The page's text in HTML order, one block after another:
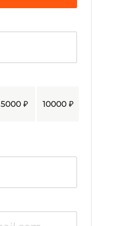
5000 ₽ 10000 ₽